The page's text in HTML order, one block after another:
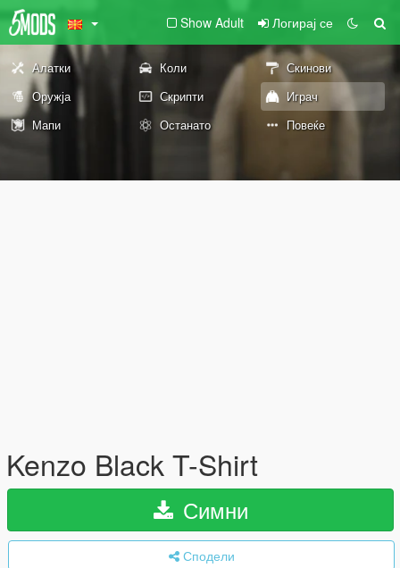
Show Adult Логирај се
Алатки Коли
Скинови
Оружја
Скрипти
Играч
Мапи
Останато Повеќе
Kenzo Black T-Shirt
Симни
Сподели